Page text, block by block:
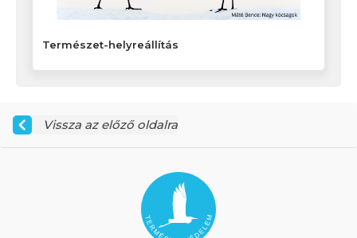
Természet-helyreállítás
Vissza az előző oldalra